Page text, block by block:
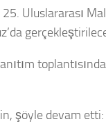
Uluslararası
şöyle devam etti: